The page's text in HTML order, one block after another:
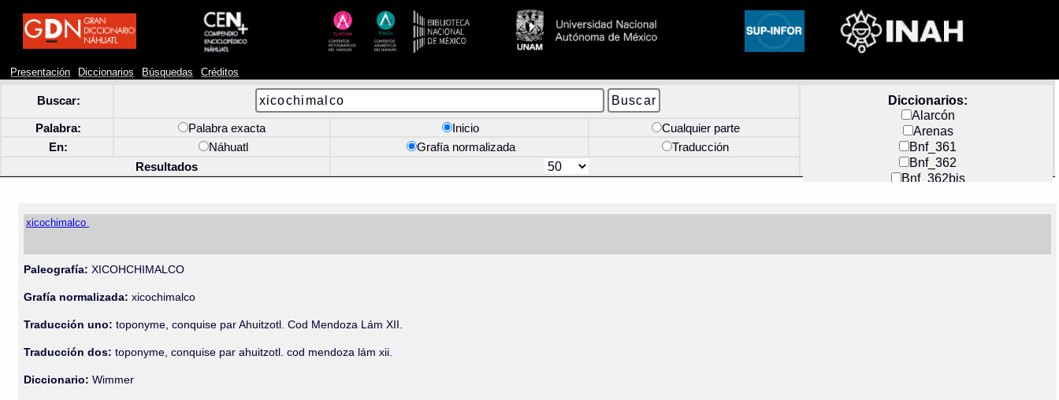
Presentación Diccionarios Búsquedas Créditos
Buscar:
Diccionarios:
Alarcón
Arenas
Bnf_361
Bnf_362
Bnf_362bis
Docs_México
Palabra: Palabra exacta Inicio
Cualquier parte
En:
Náhuatl Grafía normalizada
Traducción
Resultados
xicochimalco
Paleografía: XICOHCHIMALCO
Grafía normalizada: xicochimalco
Traducción uno: toponyme, conquise par Ahuitzotl. Cod Mendoza Lám XII.
Traducción dos: toponyme, conquise par ahuitzotl. cod mendoza lám xii.
Diccionario:Wimmer